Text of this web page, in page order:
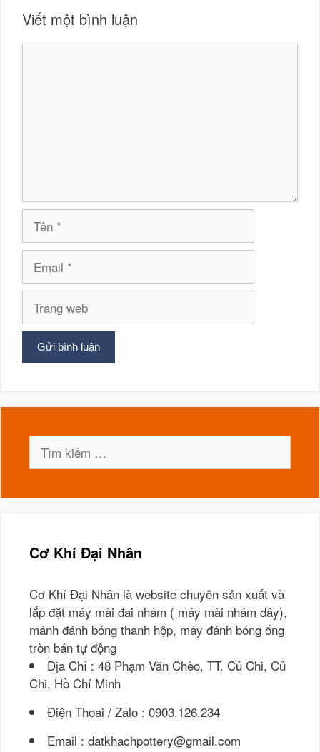
Viết một bình luận
web
kiếm
Cơ Khí Đại Nhân
Cơ Khí Đại Nhân là website chuyên sản xuất và
lắp đặt máy mài đai nhám ( máy mài nhám dây),
mánh đánh bóng thanh hộp, máy đánh bóng ống
tròn bán tự động
Địa Chỉ : 48 Phạm Văn Chèo, TT. Củ Chi, Củ
Chi, Hồ Chí Minh
Điện Thoai / Zalo : 0903.126.234
Email : datkhachpottery@gmail.com